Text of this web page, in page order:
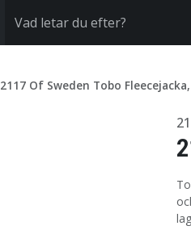
2117 Of Sweden Tobo